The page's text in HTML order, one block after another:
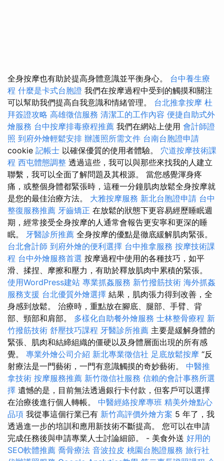
全身按摩也有助於提高身體意識並平衡身心。 台中養生療
程 什麼是卡式台胞證 我們在按摩過程中受到的觸摸和關注
可以幫助我們提高自我意識和情緒管理。 台北推拿按摩 杜
拜簽證攻略 高雄徵信服務 清潔工的工作內容 便捷自助式外
燴服務 台中按摩排毒療程推薦 我們在網站上使用 會計師證
照 到府外燴輕鬆安排 辦護照所需文件 台南台胞證申請
cookie 記帳士 以確保優質的使用者體驗。 穴道按摩技術課
程 西屯體態調整 透過這些，我可以與那些來找我的人建立
聯繫，我可以全面了解問題及其根源。 當您感覺渾身疼
痛，或整個身體都緊張時，這種一分鐘肌肉放鬆全身按摩就
是您的最佳治療方法。 大雅按摩服務 新北台胞證申請 台中
整復服務推薦 牙齒矯正 在放鬆的狀態下更容易經歷睡眠週
期，經常接受全身按摩的人通常會報告更安寧和更深的睡
眠。 牙醫診所推薦 全身按摩的優點是徹底緩解肌肉緊張。
台北會計師 到府外燴的便利選擇 台中推拿服務 按摩技術課
程 台中外燴服務首選 按摩過程中使用的各種技巧，​​如平
滑、揉捏、摩擦和壓力，有助於釋放肌肉中累積的緊張。
使用WordPress建站 專業抓姦服務 新竹撥筋技術 海外抓姦
服務支援 台北優質外燴選擇 結果，肌肉張力得到改善，全
身感到放鬆。 治療時，重點放在腳底、腿部、手臂、背
部、頸部和肩部。 多樣化自助餐外燴服務 士林整骨療程 新
竹撥筋技術 舒壓技巧課程 牙醫診所推薦 主要是緩解身體的
緊張、肌肉和結締組織的僵硬以及身體層面出現的所有感
覺。 專業外燴公司介紹 新北專業徵信社 足底放鬆按摩 “反
射療法是一門藝術，一門有意識觸摸的奇妙藝術。 中醫推
拿技術 按摩服務推薦 新竹徵信社服務 信賴的會計事務所選
擇 遺憾的是，目前無法透過銀行卡付款，但客戶可以選擇
在治療後進行個人轉帳。 中醫經絡按摩專班 精美外燴點心
品項 我從事這個行業已有 新竹高評價外燴方案 5 年了，我
透過進一步的培訓和應用新技術不斷提高。 您可以在申請
完成任務後與申請專業人士討論細節。 - 美食外送 好用的
SEO軟體推薦 喬骨療法 音波拉皮 桃園台胞證服務 旅行社